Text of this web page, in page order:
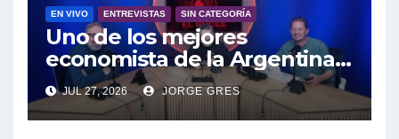
EN VIVO ENTREVISTAS SIN CATEGORÍA
Uno de los mejores
economista de la Argentina
engalana a el Bucle; Gustavo
Marangoni en vivo hoy
27/7/2026 a las 16:30, no te lo
JUL 27, 2026 JORGE GRES